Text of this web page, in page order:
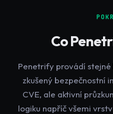
Co
Penetrify provádí
zkušený bezpečnostní
CVE, ale aktivní
logiku napříč všemi